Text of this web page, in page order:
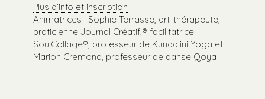
Plus d’info et inscription :
Animatrices : Sophie Terrasse, art-thérapeute,
praticienne Journal Créatif,® facilitatrice
SoulCollage®, professeur de Kundalini Yoga et
Marion Cremona, professeur de danse Qoya